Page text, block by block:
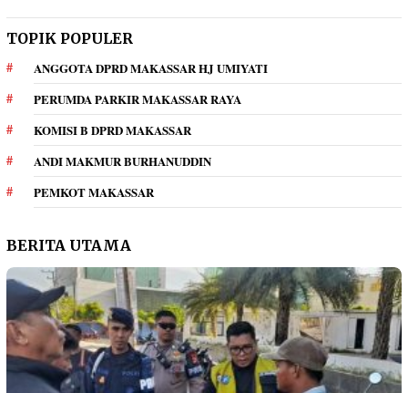
TOPIK POPULER
ANGGOTA DPRD MAKASSAR HJ UMIYATI
PERUMDA PARKIR MAKASSAR RAYA
KOMISI B DPRD MAKASSAR
ANDI MAKMUR BURHANUDDIN
PEMKOT MAKASSAR
BERITA UTAMA